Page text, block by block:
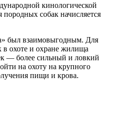
кинологической
собак начисляется
был взаимовыгодным. Для
охоте и охране жилища
— более сильный и ловкий
на охоту на крупного
пищи и крова.